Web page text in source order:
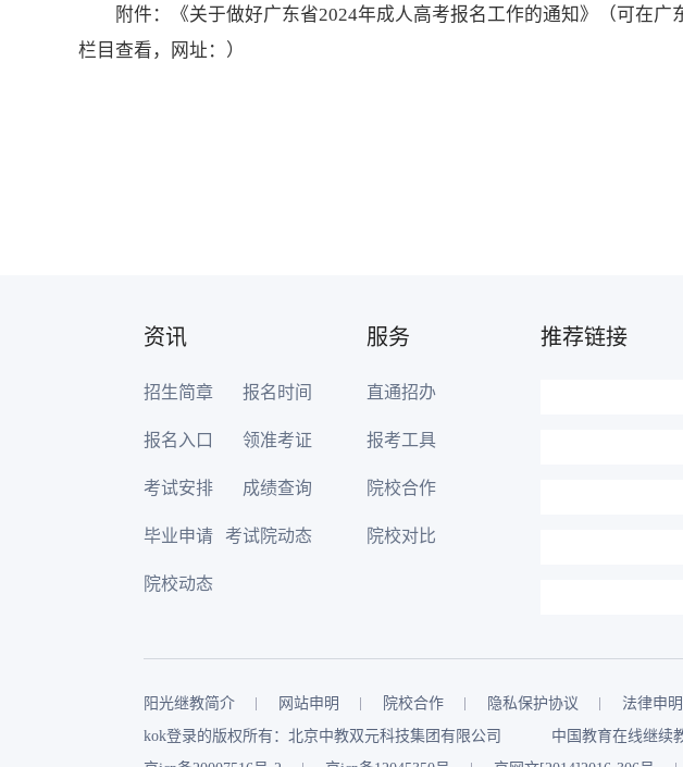
附件：《关于做好广东省2024年成人高考报名工作的通知》（可在
栏目查看，网址：）
资讯
招生简章 报名时间
报名入口 领准考证
考试安排 成绩查询
毕业申请 考试院动态
院校动态
服务
直通招办
报考工具
院校合作
院校对比
推荐链接
阳光继教简介 网站申明 院校合作 隐私保护协议 法律申明
kok登录的版权所有：北京中教双元科技集团有限公司
中国教育在线继续